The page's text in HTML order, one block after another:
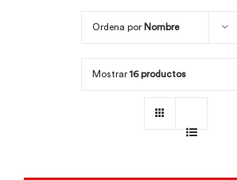
Ordena por Nombre
Mostrar 16 productos